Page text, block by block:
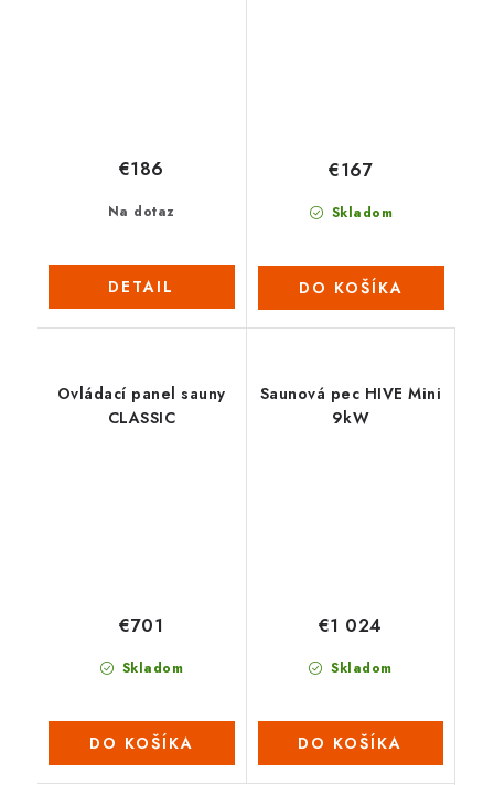
Na dotaz
€186
DETAIL
Skladom
€167
DO KOŠÍKA
Ovládací panel sauny
CLASSIC
Skladom
€701
DO KOŠÍKA
Saunová pec HIVE Mini
9kW
Skladom
€1 024
DO KOŠÍKA